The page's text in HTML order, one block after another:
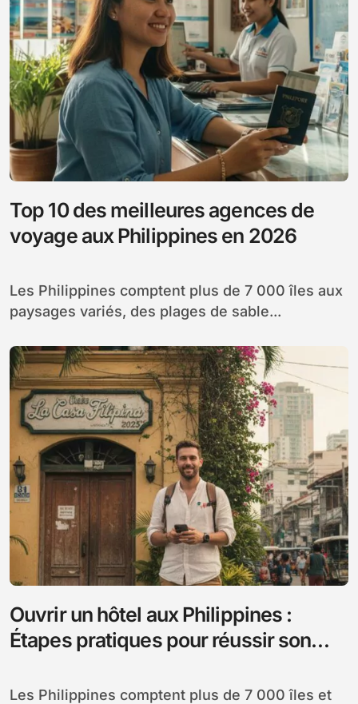
Top 10 des meilleures agences de
voyage aux Philippines en 2026
Les Philippines comptent plus de 7 000 îles aux
paysages variés, des plages de sable...
Ouvrir un hôtel aux Philippines :
Étapes pratiques pour réussir son
Les Philippines comptent plus de 7 000 îles et